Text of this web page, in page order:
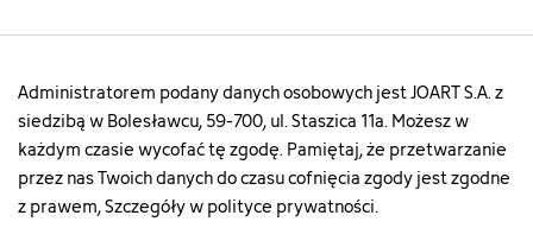
Administratorem podany danych osobowych jest JOART S.A. z
siedzibą w Bolesławcu, 59-700, ul. Staszica 11a. Możesz w
każdym czasie wycofać tę zgodę. Pamiętaj, że przetwarzanie
przez nas Twoich danych do czasu cofnięcia zgody jest zgodne
z prawem, Szczegóły w polityce prywatności.